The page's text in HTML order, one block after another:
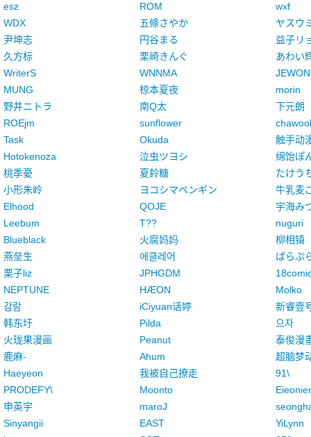
esz
ROM
wxf
WDX
五條さやか
ヤスウ
尹坤志
円谷まる
益子リ
久方标
栗崎きんぐ
あわい
WriterS
WNNMA
JEWON
MUNG
椋本夏夜
morin
野井ニトラ
南Q太
下元朗
ROEjm
sunflower
Task
Okuda
触手动
Hotokenoza
泣虫ツヨシ
绵饴ぽ
桃季憂
夏鈴糖
たけう
小形朱岭
ヨコシマペンギン
牛乳麦
Elhood
QOJE
宇海み
Leebum
T??
nuguri
Blueblack
火腐妈妈
柳相镇
燕垒生
에클레어
ぱらぷ
栗子liz
JPHGDM
NEPTUNE
HÆON
Molko
감람
iCiyuan话婷
新睿壹
韩东圩
Pilda
으자
火珑果漫画
Peanut
泰俊漫
鹿麻-
Ahum
超脑梦
Haeyeon
我被自己撩走
91\
PRODEFY\
Moonto
申英宇
maroJ
Sinyangii
EAST
YiLynn